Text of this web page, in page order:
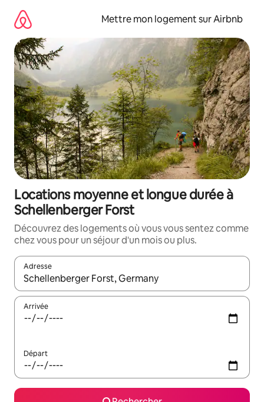
directement
contenu
Mettre mon logement sur Airbnb
Locations moyenne et longue durée à
Schellenberger Forst
Découvrez des logements où vous vous sentez comme
chez vous pour un séjour d'un mois ou plus.
Adresse
Lorsque les résultats s'affichent, utilisez les flèches vers le
Arrivée
Départ